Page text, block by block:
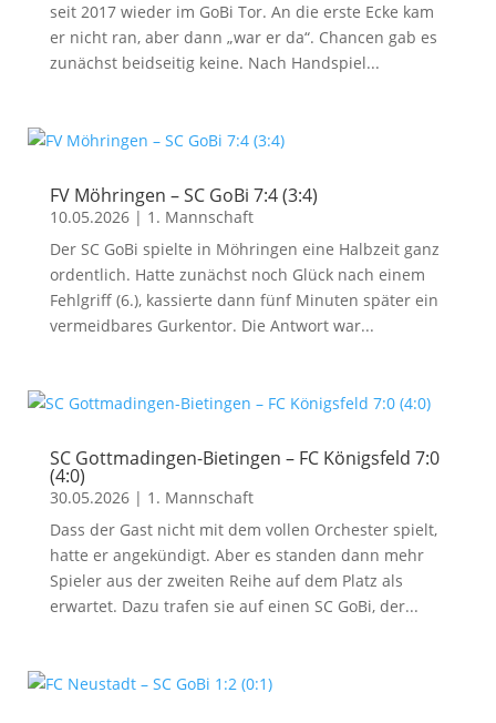
seit 2017 wieder im GoBi Tor. An die erste Ecke kam
er nicht ran, aber dann „war er da“. Chancen gab es
zunächst beidseitig keine. Nach Handspiel...
FV Möhringen – SC GoBi 7:4 (3:4)
10.05.2026| 1. Mannschaft
Der SC GoBi spielte in Möhringen eine Halbzeit ganz
ordentlich. Hatte zunächst noch Glück nach einem
Fehlgriff (6.), kassierte dann fünf Minuten später ein
vermeidbares Gurkentor. Die Antwort war...
SC Gottmadingen-Bietingen – FC Königsfeld 7:0
(4:0)
30.05.2026| 1. Mannschaft
Dass der Gast nicht mit dem vollen Orchester spielt,
hatte er angekündigt. Aber es standen dann mehr
Spieler aus der zweiten Reihe auf dem Platz als
erwartet. Dazu trafen sie auf einen SC GoBi, der...